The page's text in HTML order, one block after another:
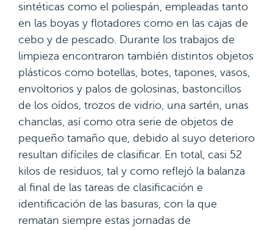
sintéticas como el poliespán, empleadas tanto
en las boyas y flotadores como en las cajas de
cebo y de pescado. Durante los trabajos de
limpieza encontraron también distintos objetos
plásticos como botellas, botes, tapones, vasos,
envoltorios y palos de golosinas, bastoncillos
de los oídos, trozos de vidrio, una sartén, unas
chanclas, así como otra serie de objetos de
pequeño tamaño que, debido al suyo deterioro
resultan difíciles de clasificar. En total, casi 52
kilos de residuos, tal y como reflejó la balanza
al final de las tareas de clasificación e
identificación de las basuras, con la que
rematan siempre estas jornadas de